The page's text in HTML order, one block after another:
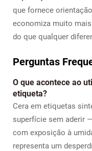
que fornece
economiza muito
do que qualquer
Perguntas
O que acontece ao
etiqueta?
Cera em etiquetas
superfície sem aderir
com exposição à
representa um